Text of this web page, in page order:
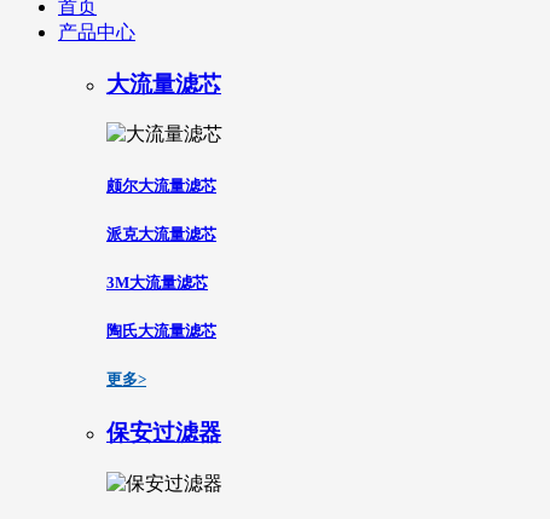
首页
产品中心
大流量滤芯
颇尔大流量滤芯
派克大流量滤芯
3M大流量滤芯
陶氏大流量滤芯
更多>
保安过滤器